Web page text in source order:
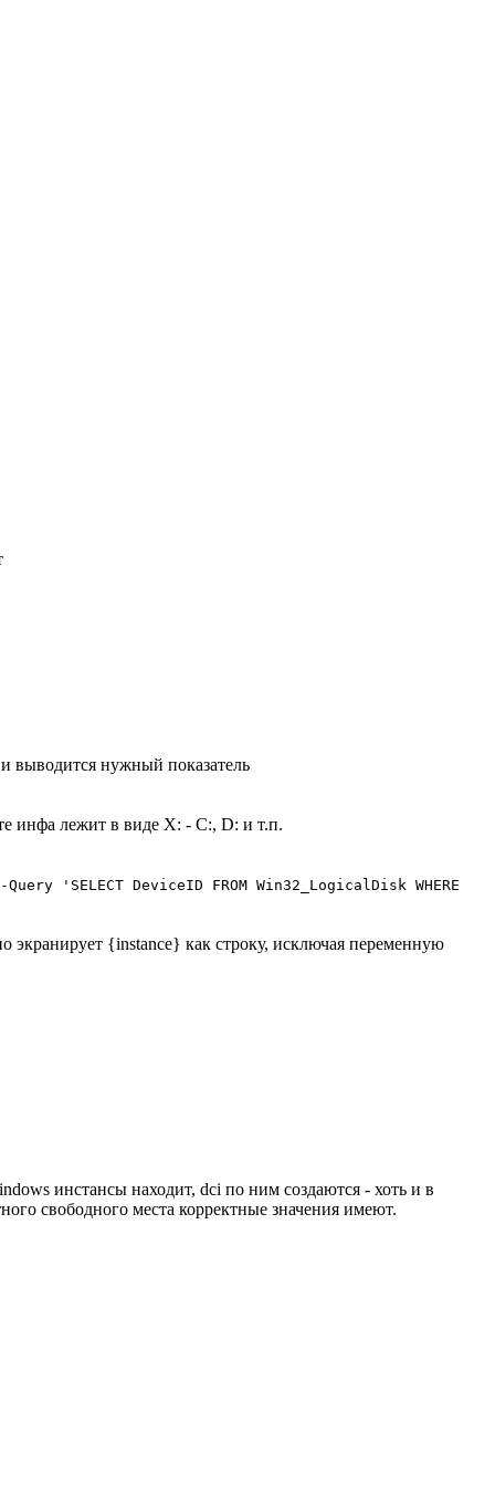
выводится нужный показатель
инфа лежит в виде X: - С:, D: и т.п.
'SELECT DeviceID FROM Win32_LogicalDisk WHERE
экранирует {instance} как строку, исключая переменную
инстансы находит, dci по ним создаются - хоть и в
свободного места корректные значения имеют.